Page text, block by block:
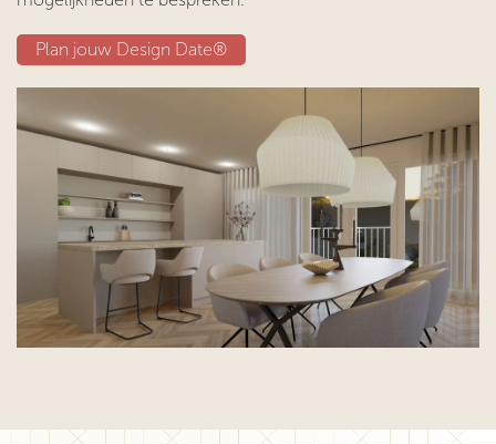
Plan jouw Design Date®